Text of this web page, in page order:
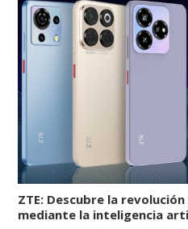
ZTE: Descubre la
mediante la inteligencia